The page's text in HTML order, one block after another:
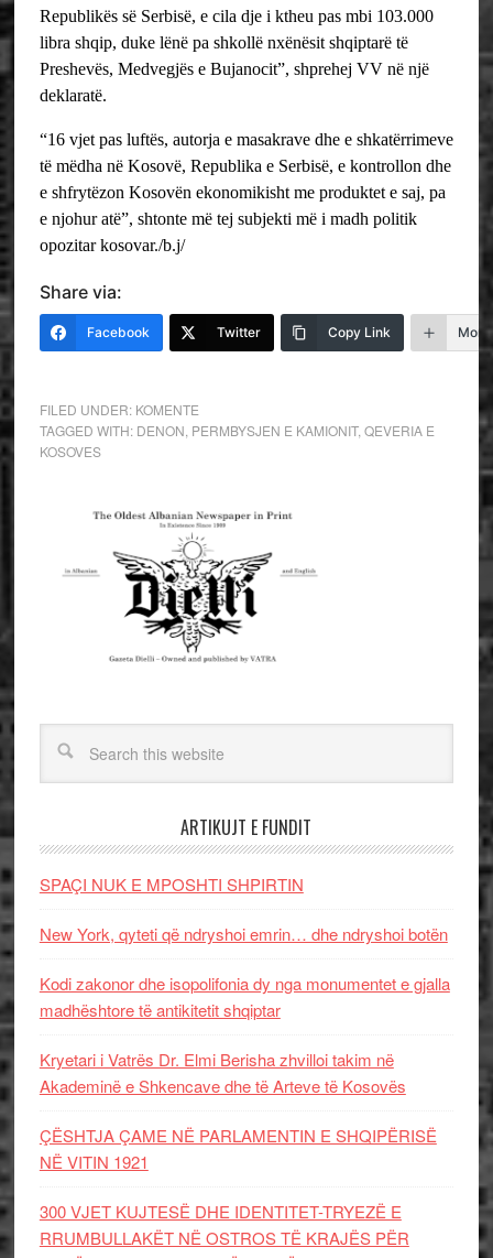
Republikës së Serbisë, e cila dje i ktheu pas mbi 103.000
libra shqip, duke lënë pa shkollë nxënësit shqiptarë të
Preshevës, Medvegjës e Bujanocit”, shprehej VV në një
deklaratë.
“16 vjet pas luftës, autorja e masakrave dhe e shkatërrimeve
të mëdha në Kosovë, Republika e Serbisë, e kontrollon dhe
e shfrytëzon Kosovën ekonomikisht me produktet e saj, pa
e njohur atë”, shtonte më tej subjekti më i madh politik
opozitar kosovar./b.j/
Share via:
Facebook Twitter Copy Link More
FILED UNDER: KOMENTE
TAGGED WITH: DENON PERMBYSJEN E KAMIONIT, QEVERIA E
KOSOVES
ARTIKUJT E FUNDIT
SPAÇI NUK E MPOSHTI SHPIRTIN
New York, qyteti që ndryshoi emrin… dhe ndryshoi botën
Kodi zakonor dhe isopolifonia dy nga monumentet e gjalla
madhështore të antikitetit shqiptar
Kryetari i Vatrës Dr. Elmi Berisha zhvilloi takim në
Akademinë e Shkencave dhe të Arteve të Kosovës
ÇËSHTJA ÇAME NË PARLAMENTIN E SHQIPËRISË
NË VITIN 1921
300 VJET KUJTESË DHE IDENTITET-TRYEZË E
RRUMBULLAKËT NË OSTROS TË KRAJËS PËR